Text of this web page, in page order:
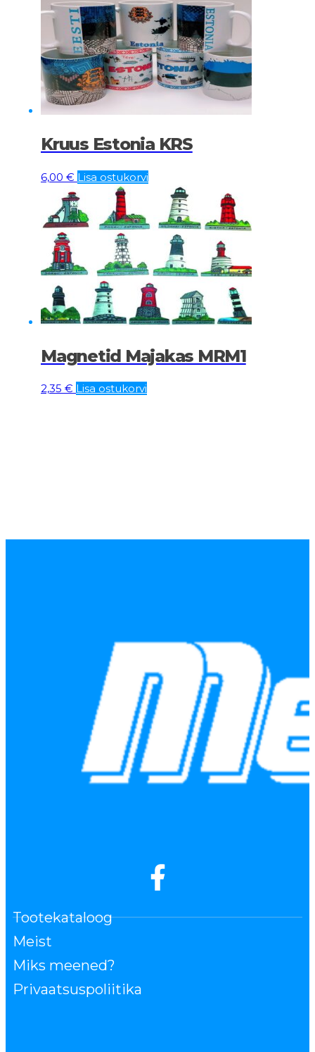
Kruus Estonia KRS
6,00 € Lisa ostukorvi
Magnetid Majakas MRM1
2,35 € Lisa ostukorvi
Tootekataloog
Meist
Miks meened?
Privaatsuspoliitika